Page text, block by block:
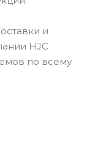
и
HJC
по всему